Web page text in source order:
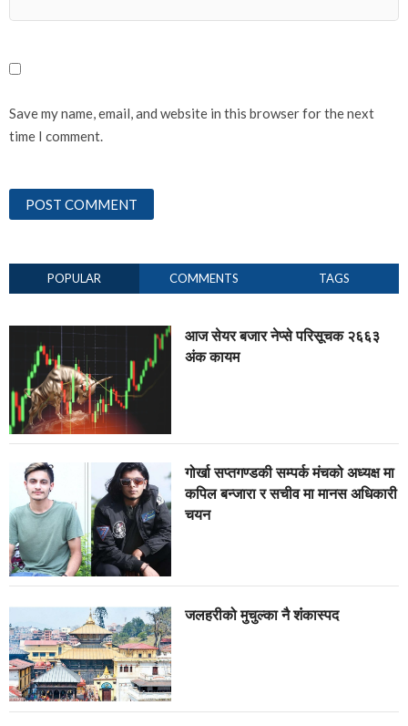
Save my name, email, and website in this browser for the next
time I comment.
POPULAR COMMENTS TAGS
आज सेयर बजार नेप्से परिसूचक २६६३
अंक कायम
गोर्खा सप्तगण्डकी सम्पर्क मंचको अध्यक्ष मा
कपिल बन्जारा र सचीव मा मानस अधिकारी
चयन
जलहरीको मुचुल्का नै शंंकास्पद